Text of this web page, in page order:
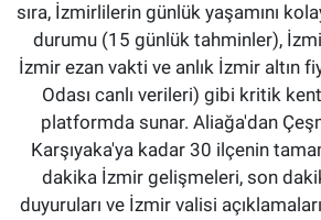
sıra, İzmirlilerin günlük yaşamını
durumu (15 günlük tahminler),
İzmir ezan vakti ve anlık İzmir altın
Odası canlı verileri) gibi kritik
platformda sunar. Aliağa'dan
Karşıyaka'ya kadar 30 ilçenin
dakika İzmir gelişmeleri, son
duyuruları ve İzmir valisi